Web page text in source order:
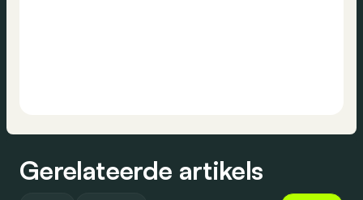
Gerelateerde artikels